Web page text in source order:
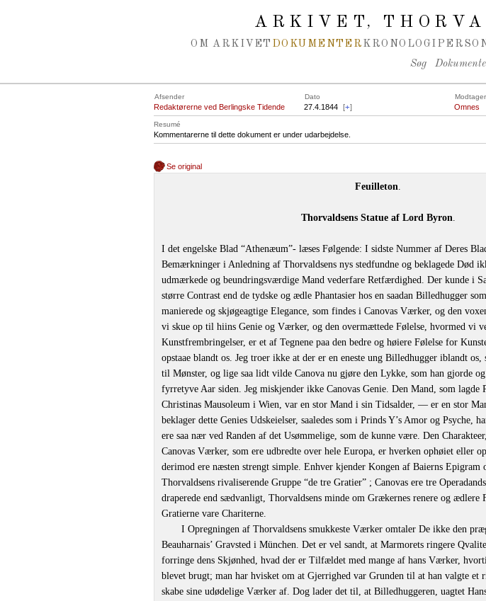
ARKIVET,
OM ARKIVET DOKUMENTER KRONOLOGI
Søg
Afsender Dato Modtager
Redaktørerne ved Berlingske Tidende 27.4.1844 [+] Omnes
Resumé
Kommentarerne til dette dokument er under udarbejdelse.
Se original
Feuilleton.
Thorvaldsens Statue af Lord Byron.
I det engelske Blad “Athenæum”- læses Følgende: I sidste Nummer af Deres
Bemærkninger i Anledning af Thorvaldsens nys stedfundne og beklagede Død
udmærkede og beundringsværdige Mand vederfare Retfærdighed. Der kunde i
større Contrast end de tydske og ædle Phantasier hos en saadan Billedhugger
manierede og skjøgeagtige Elegance, som findes i Canovas Værker, og den
vi skue op til hiins Genie og Værker, og den overmættede Følelse, hvormed vi
Kunstfrembringelser, er et af Tegnene paa den bedre og høiere Følelse for
opstaae blandt os. Jeg troer ikke at der er en eneste ung Billedhugger iblandt os,
til Mønster, og lige saa lidt vilde Canova nu gjøre den Lykke, som han gjorde
fyrretyve Aar siden. Jeg miskjender ikke Canovas Genie. Den Mand, som lagde
Christinas Mausoleum i Wien, var en stor Mand i sin Tidsalder, — er en stor
beklager dette Genies Udskeielser, saaledes som i Prinds Y’s Amor og Psyche,
ere saa nær ved Randen af det Usømmelige, som de kunne være. Den
Canovas Værker, som ere udbredte over hele Europa, er hverken ophøiet eller
derimod ere næsten strengt simple. Enhver kjender Kongen af Baierns Epigram
Thorvaldsens rivaliserende Gruppe “de tre Gratier” ; Canovas ere tre
draperede end sædvanligt, Thorvaldsens minde om Grækernes renere og ædlere
Gratierne vare Chariterne.
I Opregningen af Thorvaldsens smukkeste Værker omtaler De ikke den
Beauharnais’ Gravsted i München. Det er vel sandt, at Marmorets ringere
forringe dens Skjønhed, hvad der er Tilfældet med mange af hans Værker,
blevet brugt; man har hvisket om at Gjerrighed var Grunden til at han valgte et
skabe sine udødelige Værker af. Dog lader det til, at Billedhuggeren, uagtet